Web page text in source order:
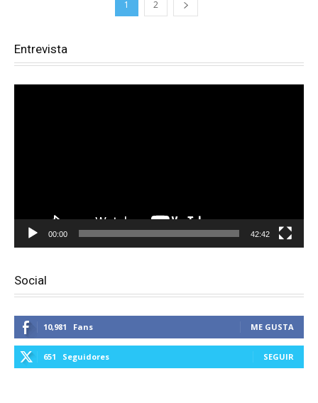
1 2
Entrevista
00:00 42:42
Social
10,981 Fans ME GUSTA
651 Seguidores SEGUIR